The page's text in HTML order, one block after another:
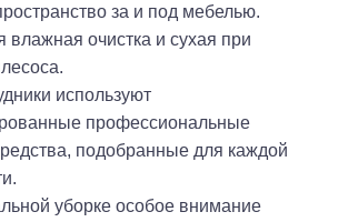
за и под мебелью.
влажная очистка и сухая при
используют
профессиональные
подобранные для каждой
уборке особое внимание